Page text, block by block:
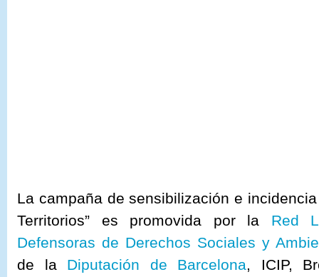
La campaña de sensibilización e
Territorios” es promovida por la Red
Defensoras de Derechos Sociales y
de la Diputación de Barcelona
, ICIP,